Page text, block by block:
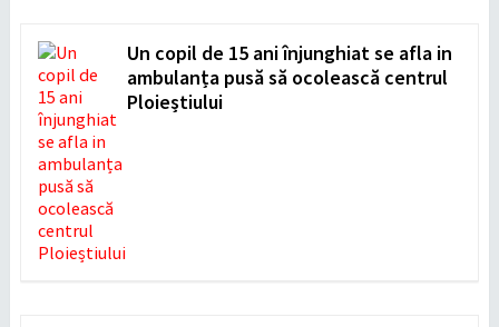
Un copil de 15 ani înjunghiat se afla in
ambulanța pusă să ocolească centrul
Ploieștiului